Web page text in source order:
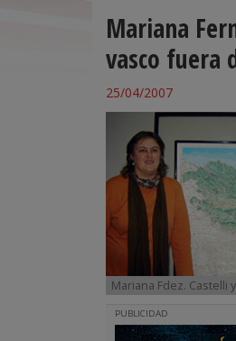
Mariana
vasco fuera
25/04/2007
Mariana Fdez. Castelli
PUBLICIDAD